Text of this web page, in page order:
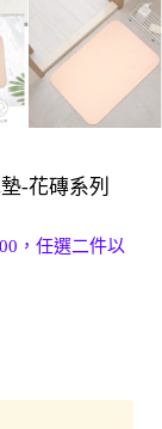
-花磚系列
，任選二件以